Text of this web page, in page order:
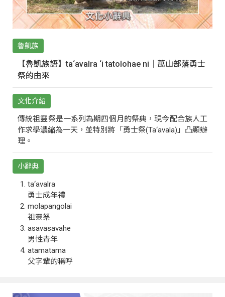
魯凱族
【魯凱族語】ta‘avalra ‘i tatolohae ni｜萬山部落勇士
祭的由來
文化介紹
傳統祖靈祭是一系列為期四個月的祭典，現今配合族人工
作求學濃縮為一天，並特別將「勇士祭(Ta‘avala)」凸顯辦
理。
小辭典
ta‘avalra
勇士成年禮
molapangolai
祖靈祭
asavasavahe
男性青年
atamatama
父字輩的稱呼